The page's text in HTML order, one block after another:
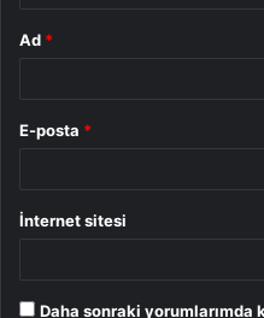
Ad *
E-posta *
İnternet sitesi
Daha sonraki yorumlarımda